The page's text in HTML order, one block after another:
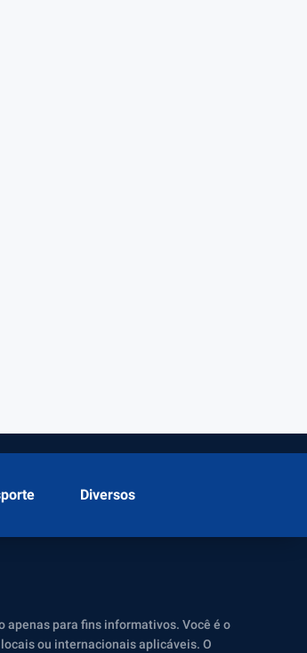
Diversos
apenas para fins informativos. Você é o
ou internacionais aplicáveis. O